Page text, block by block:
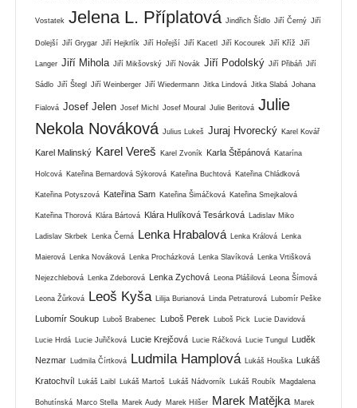
Vostatek Jelena L. Příplatová Jindřich Šídlo Jiří Černý Jiří
Dolejší Jiří Grygar Jiří Hejkrlík Jiří Hořejší Jiří Kacetl Jiří Kocourek Jiří Kříž Jiří
Langer Jiří Mihola Jiří Mikšovský Jiří Novák Jiří Podolský Jiří Přibáň Jiří
Sádlo Jiří Štegl Jiří Weinberger Jiří Wiedermann Jitka Lindová Jitka Slabá Johana
Fialová Josef Jelen Josef Michl Josef Moural Julie Beritová Julie
Nekola Nováková Julius Lukeš Juraj Hvorecký Karel Kovář
Karel Malinský Karel Vereš Karel Zvoník Karla Štěpánová Katarína
Holcová Kateřina Bernardová Sýkorová Kateřina Buchtová Kateřina Chládková
Kateřina Potyszová Kateřina Sam Kateřina Šimáčková Kateřina Smejkalová
Kateřina Thorová Klára Bártová Klára Hulíková Tesárková Ladislav Miko
Ladislav Skrbek Lenka Černá Lenka Hrabalová Lenka Králová Lenka
Maierová Lenka Nováková Lenka Procházková Lenka Slavíková Lenka Vrtišková
Nejezchlebová Lenka Zdeborová Lenka Zychová Leona Plášilová Leona Šímová
Leona Žůrková Leoš Kyša Lilija Burianová Linda Petraturová Lubomír Peške
Lubomír Soukup Luboš Brabenec Luboš Perek Luboš Pick Lucie Davidová
Lucie Hrdá Lucie Juřičková Lucie Krejčová Lucie Ráčková Lucie Tungul Luděk
Nezmar Ludmila Čírtková Ludmila Hamplová Lukáš Houška Lukáš
Kratochvíl Lukáš Laibl Lukáš Martoš Lukáš Nádvorník Lukáš Roubík Magdalena
Bohutínská Marco Stella Marek Audy Marek Hilšer Marek Matějka Marek